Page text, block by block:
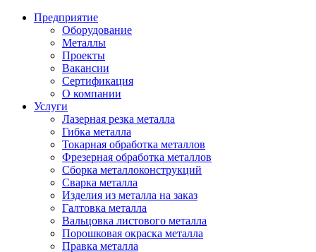
Предприятие
Оборудование
Металлы
Проекты
Вакансии
Сертификация
О компании
Услуги
Лазерная резка металла
Гибка металла
Токарная обработка металлов
Фрезерная обработка металлов
Сборка металлоконструкций
Сварка металла
Изделия из металла на заказ
Галтовка металла
Вальцовка листового металла
Порошковая окраска металла
Правка металла